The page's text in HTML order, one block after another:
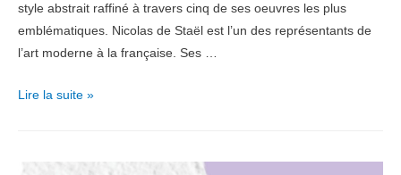
style abstrait raffiné à travers cinq de ses oeuvres les plus
emblématiques. Nicolas de Staël est l’un des représentants de
l’art moderne à la française. Ses …
Zoom
Nicolas
Lire la suite »